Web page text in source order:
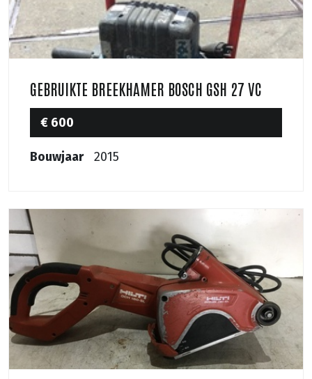
GEBRUIKTE BREEKHAMER BOSCH GSH 27 VC
€ 600
Bouwjaar 2015